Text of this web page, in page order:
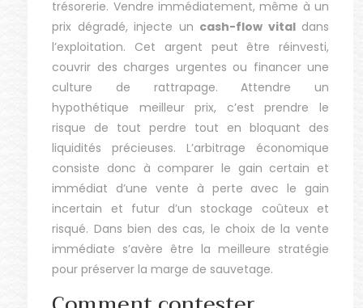
trésorerie. Vendre immédiatement, même à un
prix dégradé, injecte un cash-flow vitaldans
l’exploitation. Cet argent peut être réinvesti,
couvrir des charges urgentes ou financer une
culture de rattrapage. Attendre un
hypothétique meilleur prix, c’est prendre le
risque de tout perdre tout en bloquant des
liquidités précieuses. L’arbitrage économique
consiste donc à comparer le gain certain et
immédiat d’une vente à perte avec le gain
incertain et futur d’un stockage coûteux et
risqué. Dans bien des cas, le choix de la vente
immédiate s’avère être la meilleure stratégie
pour préserver la marge de sauvetage.